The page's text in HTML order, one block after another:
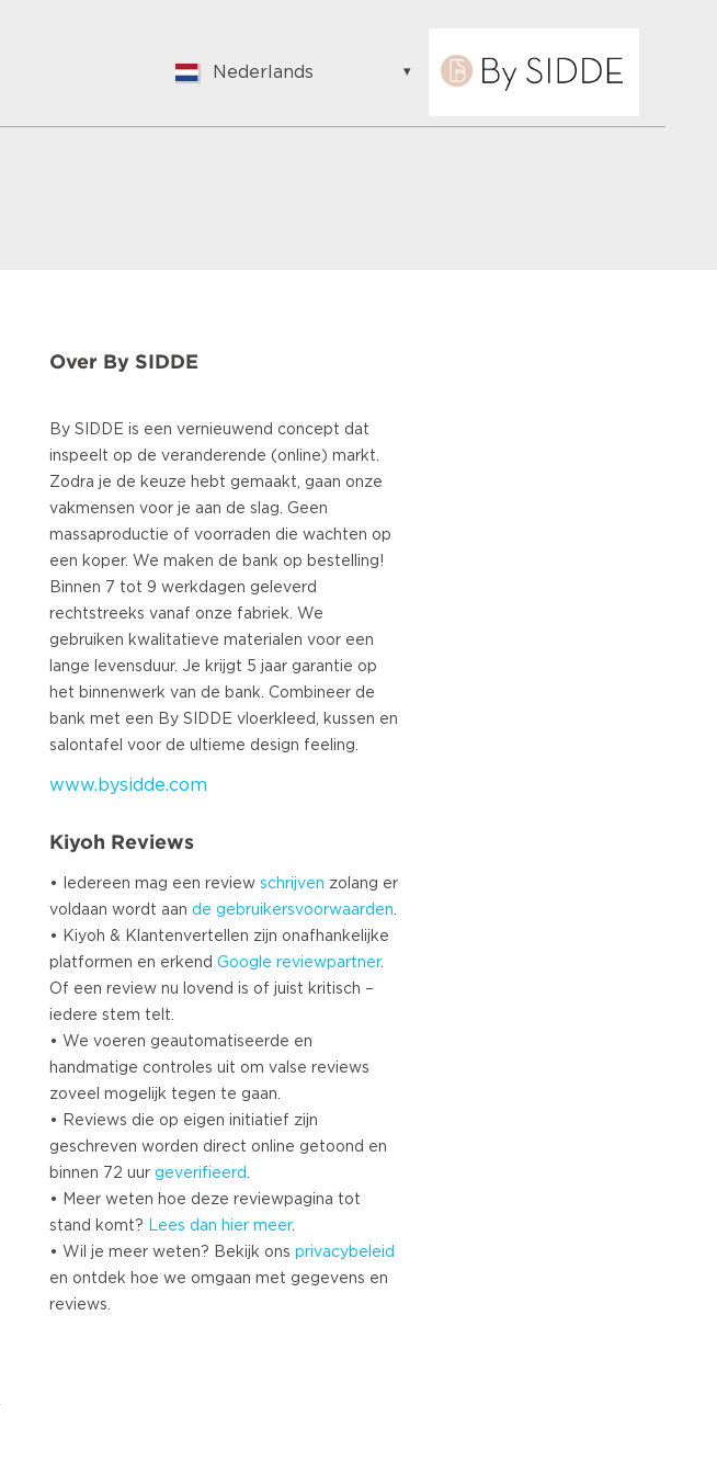
Nederlands
Nederlands
Spanish
Italian
Portuguese
Turkish
Norwegian
Swedish
Danish
Brazilian Portuguese
Slovenian
Chinese
Russian
Latvian
Slovak
Over By SIDDE
By SIDDE is een vernieuwend concept dat
inspeelt op de veranderende (online) markt.
Zodra je de keuze hebt gemaakt, gaan onze
vakmensen voor je aan de slag. Geen
massaproductie of voorraden die wachten op
een koper. We maken de bank op bestelling!
Binnen 7 tot 9 werkdagen geleverd
rechtstreeks vanaf onze fabriek. We
gebruiken kwalitatieve materialen voor een
lange levensduur. Je krijgt 5 jaar garantie op
het binnenwerk van de bank. Combineer de
bank met een By SIDDE vloerkleed, kussen en
www.bysidde.com
Kiyoh Reviews
• Iedereen mag een review schrijven zolang er
voldaan wordt aan de gebruikersvoorwaarden.
• Kiyoh & Klantenvertellen zijn onafhankelijke
platformen en erkend Google reviewpartner.
Of een review nu lovend is of juist kritisch –
iedere stem telt.
• We voeren geautomatiseerde en
handmatige controles uit om valse reviews
zoveel mogelijk tegen te gaan.
• Reviews die op eigen initiatief zijn
geschreven worden direct online getoond en
binnen 72 uur geverifieerd.
• Meer weten hoe deze reviewpagina tot
stand komt? Lees dan hier meer.
• Wil je meer weten? Bekijk ons privacybeleid
en ontdek hoe we omgaan met gegevens en
reviews.